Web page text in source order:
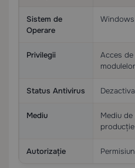
Sistem de
Operare
Privilegii
Acces
modulelor
Status Antivirus
Mediu
Mediu
producție
Autorizație